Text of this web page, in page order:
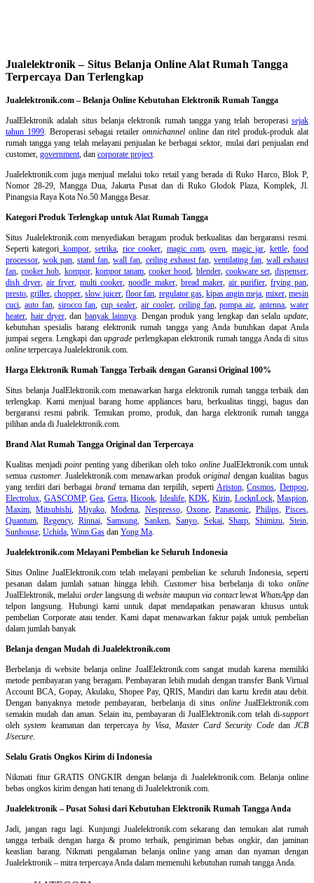
Jualelektronik – Situs Belanja Online Alat Rumah Tangga
Terpercaya Dan Terlengkap
Jualelektronik.com – Belanja Online Kebutuhan Elektronik Rumah Tangga
JualElektronik adalah situs belanja elektronik rumah tanggayang telah beroperasisejak
tahun 1999. Beroperasi sebagai retaileromnichannel online dan ritel produk-produk alat
rumah tangga yang telah melayani penjualan ke berbagai sektor, mulai dari penjualan end
customer, government , dan corporate project
Jualelektronik.com juga menjual melalui toko retail yang berada di Ruko Harco, Blok P,
Nomor 28-29, Mangga Dua, Jakarta Pusat dan di Ruko Glodok Plaza, Komplek, Jl.
Pinangsia Raya Kota No.50 Mangga Besar.
Kategori Produk Terlengkap untuk Alat Rumah Tangga
Situs Jualelektronik.com menyediakan beragam produk berkualitas dan bergaransi resmi.
Seperti kategori kompor,setrika rice cooker magic com,oven magic jar kettle,food
processor ,wok pan ,stand fan ,wall fan ceiling exhaust fan, ventilating fan, wall exhaust
fan ,cooker hob kompor, kompor tanam,cooker hood blender, cookware set,dispenser
dish dryer ,air fryer ,multi cooker ,noodle maker, bread maker, air purifier, frying pan
presto ,griller ,chopper ,slow juicer ,floor fan regulator gas, kipas angin meja, mixer,mesin
cuci auto fan, sirocco fan ,cup sealer ,air cooler, ceiling fan,pompa air ,antenna ,water
heater hair dryer, dan banyak lainnya. Dengan produk yang lengkap dan selalu update
kebutuhan spesialis barang elektronik rumah tangga yang Anda butuhkan dapat Anda
jumpai segera. Lengkapi danupgrade perlengkapan elektronik rumah tangga Anda di situs
online terpercaya Jualelektronik.com.
Harga Elektronik Rumah Tangga Terbaik dengan Garansi Original 100%
Situs belanjaJualElektronik.com menawarkan harga elektronik rumah tangga terbaik dan
terlengkap. Kami menjual barang home appliances baru, berkualitas tinggi, bagus dan
bergaransi resmi pabrik. Temukan promo, produk, dan harga elektronik rumah tangga
pilihan anda di Jualelektronik.com.
Brand Alat Rumah Tangga Original dan Terpercaya
Kualitas menjadipointpenting yang diberikan oleh toko onlineJualElektronik.com untuk
semua customer. Jualelektronik.com menawarkan produkoriginal dengan kualitas bagus
yang terdiri dari berbagai brandternama dan terpilih, seperti Ariston,Cosmos ,Denpoo
Electrolux GASCOMP,Gea Getra,Hicook Idealife,KDK Kirin, LocknLock,Maspion
Maxim ,Mitsubishi Miyako,Modena Nespresso, Oxone,Panasonic Philips, Pisces
Quantum
Regency, Rinnai,Samsung ,Sanken Sanyo, Sekai,Sharp ,Shimizu ,Stein
Sunhouse Uchida Winn Gas dan Yong Ma
Jualelektronik.com Melayani Pembelian ke Seluruh Indonesia
Situs Online JualElektronik.com telah melayani pembelian ke seluruh Indonesia, seperti
pesanan dalam jumlah satuan hingga lebih. Customerbisa berbelanja di tokoonline
JualElektronik, melalui orderlangsung diwebsite maupun via contactlewat WhatsAppdan
telpon langsung
Hubungi kami untuk dapat mendapatkan penawaran khusus untuk
pembelian Corporate atau tender. Kami dapat menawarkan faktur pajak untuk pembelian
dalam jumlah banyak
Belanja dengan Mudah di Jualelektronik.com
Berbelanja diwebsite belanja online JualElektronik.com sangat mudah karena memiliki
metode pembayaran yang beragam. Pembayaran lebih mudah dengan transfer Bank Virtual
Account BCA, Gopay, Akulaku, Shopee Pay, QRIS, Mandiri dan kartu kredit atau debit.
Dengan banyaknya metode pembayaran, berbelanja di situs onlineJualElektronik.com
semakin mudah dan aman. Selain itu, pembayaran di JualElektronik.com telah di-support
olehsystem keamanan dan terpercayaby Visa, Master Card Security Codedan JCB
J/secure
Selalu Gratis Ongkos Kirim di Indonesia
Nikmati fitur GRATIS ONGKIR dengan belanja di Jualelektronik.com. Belanja online
bebas ongkos kirim dengan hati tenang di Jualelektronik.com.
Jualelektronik – Pusat Solusi dari Kebutuhan Elektronik Rumah Tangga Anda
Jadi, jangan ragu lagi. Kunjungi Jualelektronik.com sekarang dan temukan alat rumah
tangga terbaik dengan harga & promo terbaik, pengiriman bebas ongkir, dan jaminan
keaslian barang. Nikmati pengalaman belanja online yang aman dan nyaman dengan
Jualelektronik – mitra terpercaya Anda dalam memenuhi kebutuhan rumah tangga Anda.